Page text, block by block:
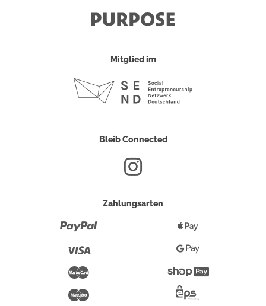
Mitglied im
Bleib Connected
Zahlungsarten
Maestro
Pay
Google
Pay